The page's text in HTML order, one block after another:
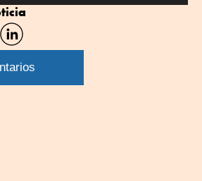
Compartir
por
Linkedin